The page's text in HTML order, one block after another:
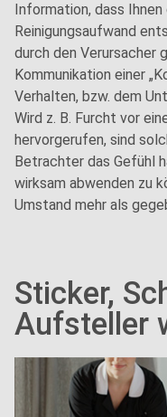
Information, dass Ihnen
Reinigungsaufwand
durch den Verursacher
Kommunikation einer
Verhalten, bzw. dem
Wird z. B. Furcht vor
hervorgerufen, sind
Betrachter das Gefühl
wirksam abwenden zu
Umstand mehr als
Sticker,
Aufsteller